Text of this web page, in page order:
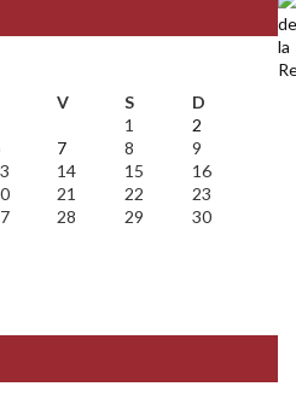
V S
D
1
2
7 8
9
14 15
16
21 22
23
28 29
30